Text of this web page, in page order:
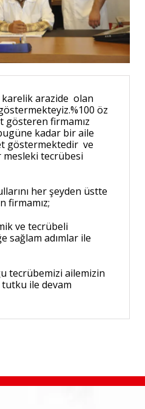
karelik arazide olan
öz
gösteren firmamız
kadar bir aile
göstermektedir ve
mesleki tecrübesi
her şeyden üstte
firmamız;
ve tecrübeli
sağlam adımlar ile
tecrübemizi ailemizin
ile devam